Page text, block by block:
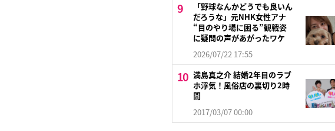
「野球なんかどうでも良いん
だろうな」元NHK女性アナ
“目のやり場に困る”観戦姿
に疑問の声があがったワケ
2026/07/22 17:55
満島真之介 結婚2年目のラブ
ホ浮気！風俗店の裏切り2時
間
2017/03/07 00:00